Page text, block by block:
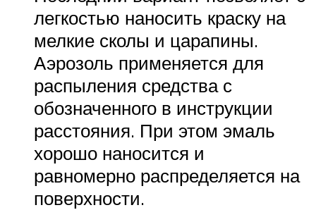
легкостью наносить краску на
мелкие сколы и царапины.
Аэрозоль применяется для
распыления средства с
обозначенного в инструкции
расстояния. При этом эмаль
хорошо наносится и
равномерно распределяется на
поверхности.